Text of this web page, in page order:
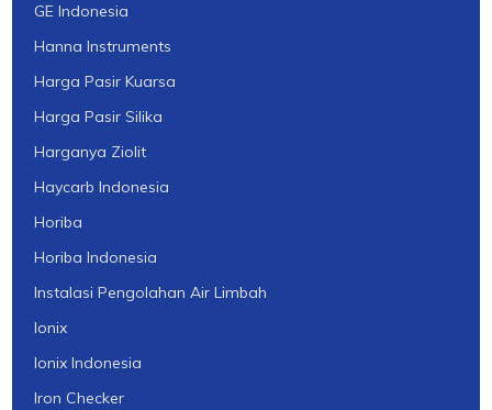
GE Indonesia
Hanna Instruments
Harga Pasir Kuarsa
Harga Pasir Silika
Harganya Ziolit
Haycarb Indonesia
Horiba
Horiba Indonesia
Instalasi Pengolahan Air Limbah
Ionix
Ionix Indonesia
Iron Checker